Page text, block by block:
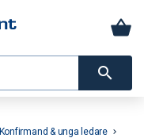
search
Konfirmand & unga ledare keyboard_arrow_right